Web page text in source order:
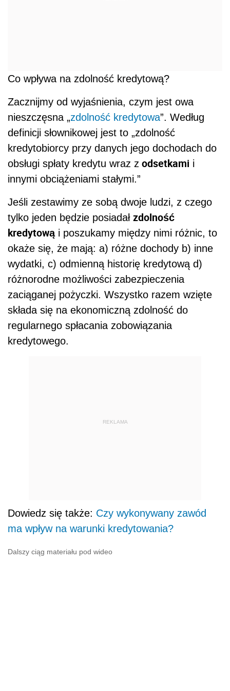
Co wpływa na zdolność kredytową?
Zacznijmy od wyjaśnienia, czym jest owa
nieszczęsna „zdolność kredytowa”. Według
definicji słownikowej jest to „zdolność
kredytobiorcy przy danych jego dochodach do
obsługi spłaty kredytu wraz z odsetkami i
innymi obciążeniami stałymi.”
Jeśli zestawimy ze sobą dwoje ludzi, z czego
tylko jeden będzie posiadał zdolność
kredytowąi poszukamy między nimi różnic, to
okaże się, że mają: a) różne dochody b) inne
wydatki, c) odmienną historię kredytową d)
różnorodne możliwości zabezpieczenia
zaciąganej pożyczki. Wszystko razem wzięte
składa się na ekonomiczną zdolność do
regularnego spłacania zobowiązania
kredytowego.
REKLAMA
Dowiedz się także: Czy wykonywany zawód
ma wpływ na warunki kredytowania?
Dalszy ciąg materiału pod wideo